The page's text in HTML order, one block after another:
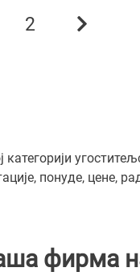
2
понуде, цене,
фирма